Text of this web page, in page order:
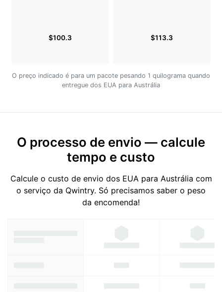
$100.3 $113.3
O preço indicado é para um pacote pesando 1 quilograma quando
entregue dos EUA para Austrália
O processo de envio — calcule
tempo e custo
Calcule o custo de envio dos EUA para Austrália com
o serviço da Qwintry. Só precisamos saber o peso
da encomenda!